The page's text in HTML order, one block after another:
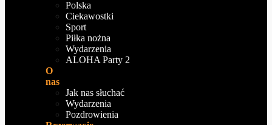
Polska
Ciekawostki
Sport
Piłka nożna
Wydarzenia
ALOHA Party 2
O
nas
Jak nas słuchać
Wydarzenia
Pozdrowienia